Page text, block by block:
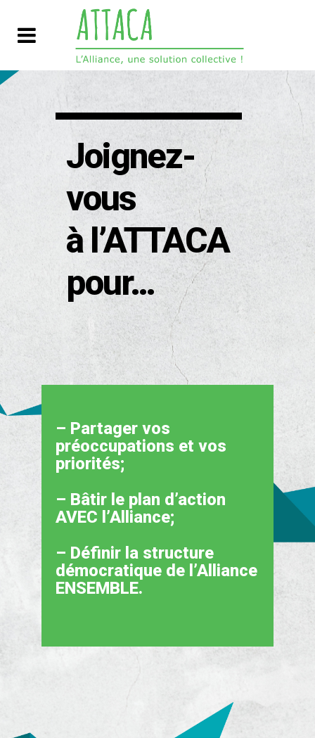
Joignez-
vous
à l’ATTACA
pour…
– Partager vos
préoccupations et vos
priorités;
– Bâtir le plan d’action
AVEC l’Alliance;
– Définir la structure
démocratique de l’Alliance
ENSEMBLE.